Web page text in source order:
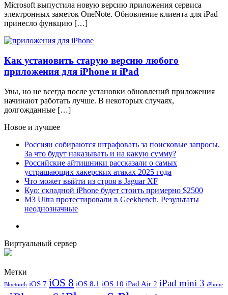
Microsoft выпустила новую версию приложения сервиса
электронных заметок OneNote. Обновление клиента для iPad
принесло функцию […]
Как установить старую версию любого
приложения для iPhone и iPad
Увы, но не всегда после установки обновлений приложения
начинают работать лучше. В некоторых случаях,
долгожданные […]
Новое и лучшее
Россиян собираются штрафовать за поисковые запросы.
За что будут наказывать и на какую сумму?
Российские айтишники рассказали о самых
устрашающих хакерских атаках 2025 года
Что может выйти из строя в Jaguar XF
Куо: складной iPhone будет стоить примерно $2500
M3 Ultra протестировали в Geekbench. Результаты
неоднозначные
Виртуальный сервер
Метки
Bluetooth iOS 7 iOS 8 iOS 8.1 iOS 10 iPad Air 2 iPad mini 3 iPhone